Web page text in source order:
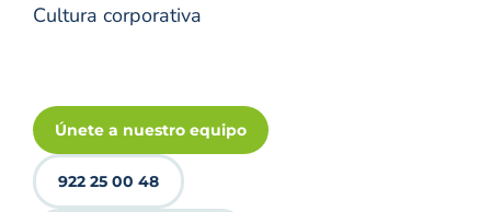
Cultura corporativa
Únete a nuestro equipo
922 25 00 48